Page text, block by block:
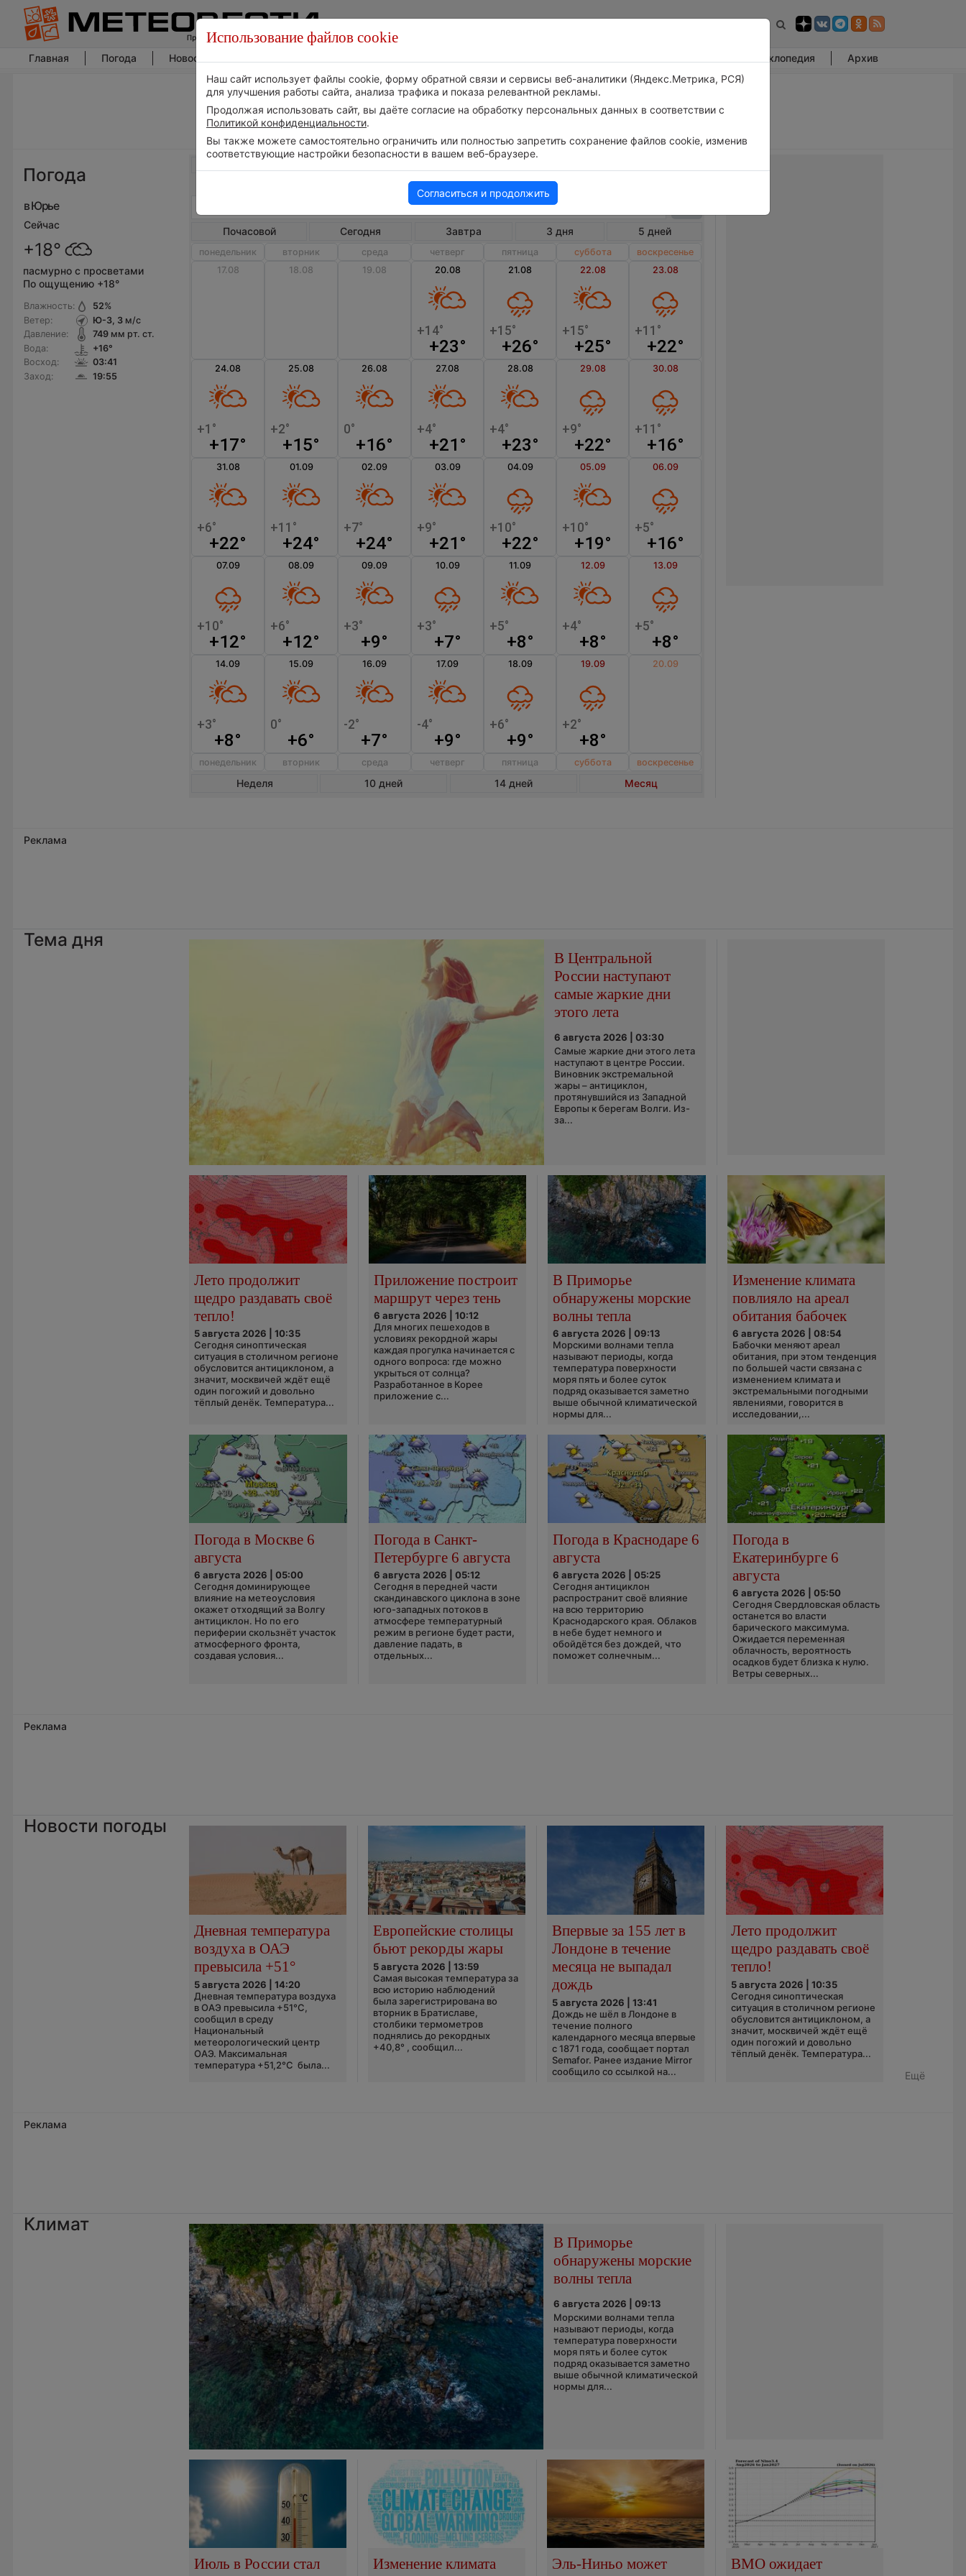
Главная Погода Новости погоды Энциклопедия Архив
Погода
в Юрье
Сейчас
+18°
пасмурно с просветами
По ощущению +18°
Влажность:
Ветер:
Давление:
Вода:
Восход:
Заход:
52%
Ю-З, 3м/с
749мм рт. ст.
+16°
03:41
19:55
Погода в Юрье на месяц
Почасовой Сегодня Завтра 3 дня 5 дней
понедельник вторник среда четверг пятница суббота
воскресенье
17.08
18.08 19.08 20.08
+23°
21.08
+26°
22.08
+25°
23.08
+22°
24.08
+17°
25.08
+15°
26.08
+16°
27.08
+21°
28.08
+23°
29.08
+22°
30.08
+16°
31.08
+22°
01.09
+24°
02.09
+24°
03.09
+21°
04.09
+22°
05.09
+19°
06.09
+16°
07.09
+12°
08.09
+12°
09.09
+9°
10.09
+7°
11.09
+8°
12.09
+8°
13.09
+8°
14.09
+8°
15.09
+6°
16.09
+7°
17.09
+9°
18.09
+9°
19.09
+8°
20.09
понедельник вторник среда четверг пятница суббота воскресенье
Неделя 10 дней 14 дней Месяц
Реклама
Тема дня
В Центральной
России наступают
самые жаркие дни
этого лета
6 августа 2026 | 03:30
Самые жаркие дни этого лета
наступают в центре России.
Виновник экстремальной
жары – антициклон,
протянувшийся из Западной
Европы к берегам Волги. Из-
за...
Лето продолжит
щедро раздавать своё
тепло!
5 августа 2026 | 10:35
Сегодня синоптическая
ситуация в столичном регионе
обусловится антициклоном, а
значит, москвичей ждёт ещё
один погожий и довольно
тёплый денёк. Температура...
Приложение построит
маршрут через тень
6 августа 2026 | 10:12
Для многих пешеходов в
условиях рекордной жары
каждая прогулка начинается с
одного вопроса: где можно
укрыться от солнца?
Разработанное в Корее
приложение с...
В Приморье
обнаружены морские
волны тепла
6 августа 2026 | 09:13
Морскими волнами тепла
называют периоды, когда
температура поверхности
моря пять и более суток
подряд оказывается заметно
выше обычной климатической
нормы для...
Изменение климата
повлияло на ареал
обитания бабочек
6 августа 2026 | 08:54
Бабочки меняют ареал
обитания, при этом тенденция
по большей части связана с
изменением климата и
экстремальными погодными
явлениями, говорится в
исследовании,...
Погода в Москве 6
августа
6 августа 2026 | 05:00
Сегодня доминирующее
влияние на метеоусловия
окажет отходящий за Волгу
антициклон. Но по его
периферии скользнёт участок
атмосферного фронта,
создавая условия...
Погода в Санкт-
Петербурге 6 августа
6 августа 2026 | 05:12
Сегодня в передней части
скандинавского циклона в зоне
юго-западных потоков в
атмосфере температурный
режим в регионе будет расти,
давление падать, в
отдельных...
Погода в Краснодаре 6
августа
6 августа 2026 | 05:25
Сегодня антициклон
распространит своё влияние
на всю территорию
Краснодарского края. Облаков
в небе будет немного и
обойдётся без дождей, что
поможет солнечным...
Погода в
Екатеринбурге 6
августа
6 августа 2026 | 05:50
Сегодня Свердловская область
останется во власти
барического максимума.
Ожидается переменная
облачность, вероятность
осадков будет близка к нулю.
Ветры северных...
Реклама
Новости погоды
Дневная температура
воздуха в ОАЭ
превысила +51°
5 августа 2026 | 14:20
Дневная температура воздуха
в ОАЭ превысила +51°C,
сообщил в среду
Национальный
метеорологический центр
ОАЭ. Максимальная
температура +51,2°C была...
Европейские столицы
бьют рекорды жары
5 августа 2026 | 13:59
Самая высокая температура за
всю историю наблюдений
была зарегистрирована во
вторник в Братиславе,
столбики термометров
поднялись до рекордных
+40,8° , сообщил...
Впервые за 155 лет в
Лондоне в течение
месяца не выпадал
дождь
5 августа 2026 | 13:41
Дождь не шёл в Лондоне в
течение полного
календарного месяца впервые
с 1871 года, сообщает портал
Semafor. Ранее издание Mirror
сообщило со ссылкой на...
Лето продолжит
щедро раздавать своё
тепло!
5 августа 2026 | 10:35
Сегодня синоптическая
ситуация в столичном регионе
обусловится антициклоном, а
значит, москвичей ждёт ещё
один погожий и довольно
тёплый денёк. Температура...
Ещё
Реклама
Климат
В Приморье
обнаружены морские
волны тепла
6 августа 2026 | 09:13
Морскими волнами тепла
называют периоды, когда
температура поверхности
моря пять и более суток
подряд оказывается заметно
выше обычной климатической
нормы для...
Июль в России стал
Изменение климата
Эль-Ниньо может
ВМО ожидает
Использование файлов cookie
Наш сайт использует файлы cookie, форму обратной связи и сервисы веб-аналитики (Яндекс.Метрика, РСЯ)
для улучшения работы сайта, анализа трафика и показа релевантной рекламы.
Продолжая использовать сайт, вы даёте согласие на обработку персональных данных в соответствии с
Политикой конфиденциальности.
Вы также можете самостоятельно ограничить или полностью запретить сохранение файлов cookie, изменив
соответствующие настройки безопасности в вашем веб-браузере.
Согласиться и продолжить